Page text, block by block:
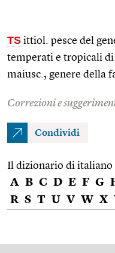
TS ittiol. pesce del
temperati e tropicali
maiusc., genere della
Correzioni e
Condividi
Il dizionario di italiano
A B C D E F G
R S T U V W X